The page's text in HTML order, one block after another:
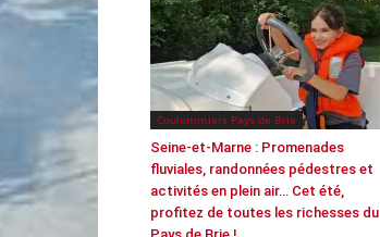
Coulommiers Pays de Brie
Seine-et-Marne : Promenades
fluviales, randonnées pédestres et
activités en plein air… Cet été,
profitez de toutes les richesses du
Pays de Brie !